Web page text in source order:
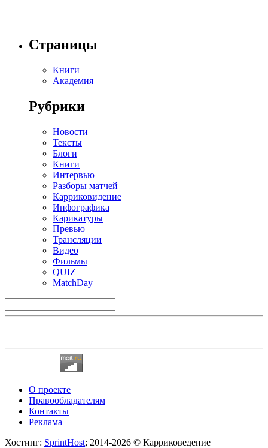
Страницы
Книги
Академия
Рубрики
Новости
Тексты
Блоги
Книги
Интервью
Разборы матчей
Карриковидение
Инфографика
Карикатуры
Превью
Трансляции
Видео
Фильмы
QUIZ
MatchDay
О проекте
Правообладателям
Контакты
Реклама
Хостинг: SprintHost; 2014-2026 © Карриковедение